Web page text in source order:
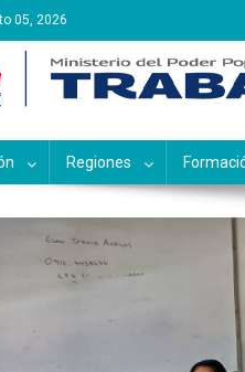
05, 2026
Nacional de
Regiones